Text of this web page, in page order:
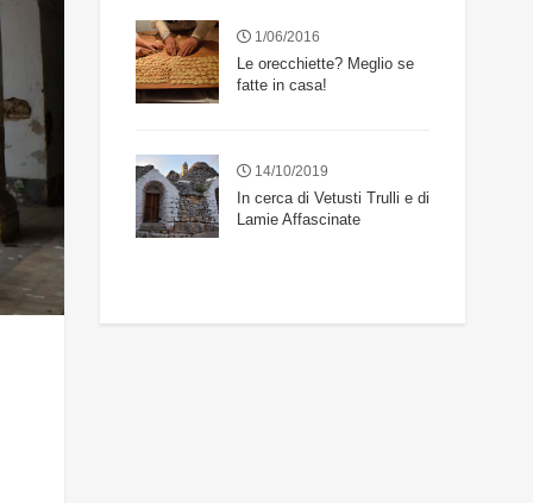
1/06/2016
Le orecchiette? Meglio se
fatte in casa!
14/10/2019
In cerca di Vetusti Trulli e di
Lamie Affascinate